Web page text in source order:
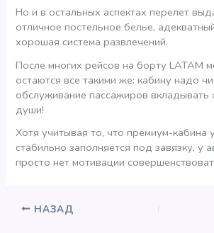
Но и в остальных аспектах перелет
отличное постельное белье,
хорошая система развлечений.
После многих рейсов на борту LATAM
остаются все такими же: кабину надо
обслуживание пассажиров вкладывать
души!
Хотя учитывая то, что премиум-кабина
стабильно заполняется под завязку, у
просто нет мотивации
НАЗАД